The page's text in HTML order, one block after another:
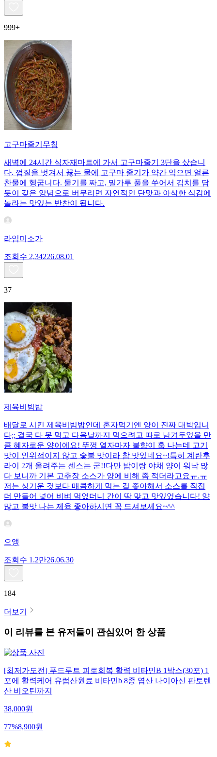
999+
고구마줄기무침
새벽에 24시간 식자재마트에 가서 고구마줄기 3단을 샀습니
다. 껍질을 벗겨서 끓는 물에 고구마 줄기가 약간 익으면 얼른
찬물에 헹굽니다. 물기를 짜고, 밀가루 풀을 쑤어서 김치를 담
듯이 갖은 양념으로 버무리면 자연적인 단맛과 아삭한 식감에
놀라는 맛있는 반찬이 됩니다.
라임미소가
조회수 2,34226.08.01
37
제육비빔밥
배달로 시킨 제육비빔밥인데 혼자먹기엔 양이 진짜 대박입니
다;; 결국 다 못 먹고 다음날까지 먹으려고 따로 남겨두었을 만
큼 혜자로운 양이에요! 뚜껑 열자마자 불향이 훅 나는데 고기
맛이 인위적이지 않고 숯불 맛이라 참 맛있네요~!특히 계란후
라이 2개 올려주는 센스는 굳!! ​다만 밥이랑 야채 양이 워낙 많
다 보니까 기본 고추장 소스가 양에 비해 좀 적더라고요ㅠ.ㅠ
저는 싱거운 것보다 매콤하게 먹는 걸 좋아해서 소스를 직접
더 만들어 넣어 비벼 먹었더니 간이 딱 맞고 맛있었습니다! 양
많고 불맛 나는 제육 좋아하시면 꼭 드셔보세요~^^
으앵
조회수 1.2만26.06.30
184
더보기
이 리뷰를 본 유저들이 관심있어 한 상품
[최저가도전] 푸드루트 피로회복 활력 비타민B 1박스(30포) 1
포에 활력케어 유럽산원료 비타민b 8종 엽산 나이아신 판토텐
산 비오틴까지
38,000원
77%8,900원